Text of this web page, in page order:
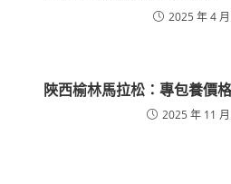
2025 年 4
陜西榆林馬拉松：專包養價
2025 年 11